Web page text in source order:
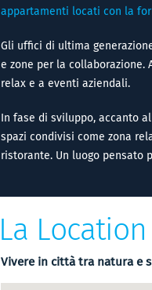
appartamenti locati con la
Gli uffici di ultima
e zone per la collaborazione.
relax e a eventi aziendali.
In fase di sviluppo, accanto
spazi condivisi come zona
ristorante. Un luogo pensato
La Location
Vivere in città tra natura e